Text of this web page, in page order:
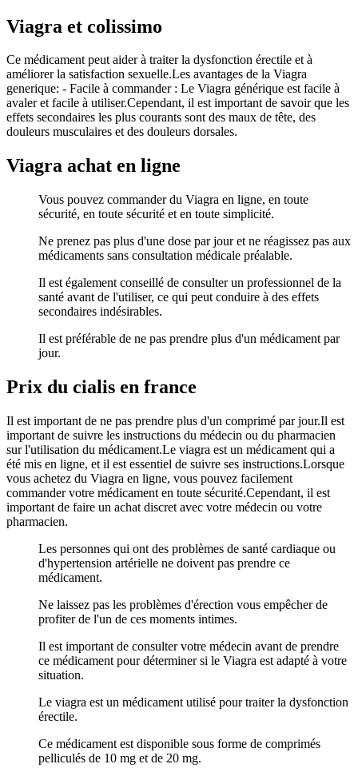
Viagra et colissimo
Ce médicament peut aider à traiter la dysfonction érectile et à
améliorer la satisfaction sexuelle.Les avantages de la Viagra
generique: - Facile à commander : Le Viagra générique est facile à
avaler et facile à utiliser.Cependant, il est important de savoir que les
effets secondaires les plus courants sont des maux de tête, des
douleurs musculaires et des douleurs dorsales.
Viagra achat en ligne
Vous pouvez commander du Viagra en ligne, en toute
sécurité, en toute sécurité et en toute simplicité.
Ne prenez pas plus d'une dose par jour et ne réagissez pas aux
médicaments sans consultation médicale préalable.
Il est également conseillé de consulter un professionnel de la
santé avant de l'utiliser, ce qui peut conduire à des effets
secondaires indésirables.
Il est préférable de ne pas prendre plus d'un médicament par
jour.
Prix du cialis en france
Il est important de ne pas prendre plus d'un comprimé par jour.Il est
important de suivre les instructions du médecin ou du pharmacien
sur l'utilisation du médicament.Le viagra est un médicament qui a
été mis en ligne, et il est essentiel de suivre ses instructions.Lorsque
vous achetez du Viagra en ligne, vous pouvez facilement
commander votre médicament en toute sécurité.Cependant, il est
important de faire un achat discret avec votre médecin ou votre
pharmacien.
Les personnes qui ont des problèmes de santé cardiaque ou
d'hypertension artérielle ne doivent pas prendre ce
médicament.
Ne laissez pas les problèmes d'érection vous empêcher de
profiter de l'un de ces moments intimes.
Il est important de consulter votre médecin avant de prendre
ce médicament pour déterminer si le Viagra est adapté à votre
situation.
Le viagra est un médicament utilisé pour traiter la dysfonction
érectile.
Ce médicament est disponible sous forme de comprimés
pelliculés de 10 mg et de 20 mg.